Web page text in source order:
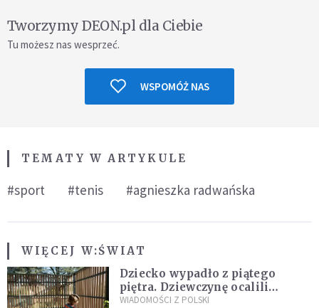
Tworzymy DEON.pl dla Ciebie
Tu możesz nas wesprzeć.
WSPOMÓŻ NAS
TEMATY W ARTYKULE
#sport #tenis #agnieszka radwańska
WIĘCEJ W:ŚWIAT
Dziecko wypadło z piątego
piętra. Dziewczynę ocalili
sąsiedzi
WIADOMOŚCI Z POLSKI